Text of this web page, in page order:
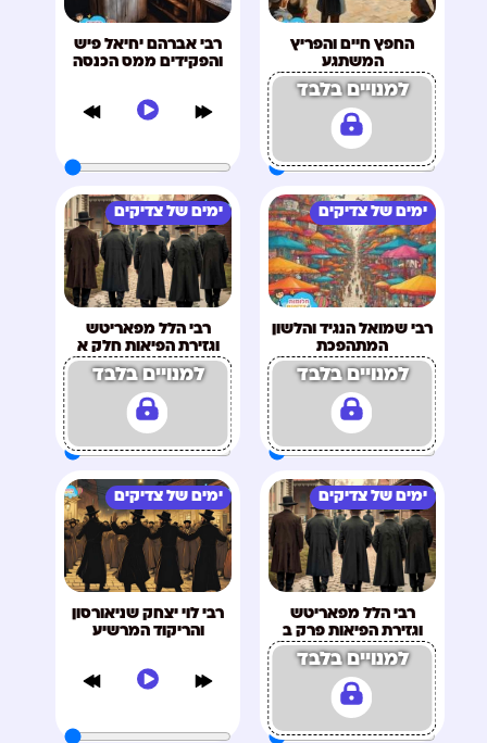
החפץ חיים והפריץ
המשתגע
למנויים בלבד
רבי אברהם יחיאל פיש
והפקידים ממס הכנסה
ימים של צדיקים
רבי שמואל הנגיד והלשון
המתהפכת
למנויים בלבד
ימים של צדיקים
רבי הלל מפאריטש
וגזירת הפיאות חלק א
למנויים בלבד
ימים של צדיקים
רבי הלל מפאריטש
וגזירת הפיאות פרק ב
למנויים בלבד
ימים של צדיקים
רבי לוי יצחק שניאורסון
והריקוד המרשיע